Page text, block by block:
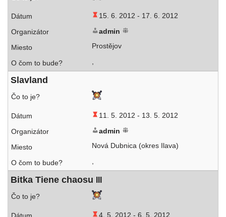
15. 6. 2012 - 17. 6. 2012
admin
Prostějov
,
Slavland
11. 5. 2012 - 13. 5. 2012
admin
Nová Dubnica (okres Ilava)
,
Bitka Tiene cha­osu III
4. 5. 2012 - 6. 5. 2012